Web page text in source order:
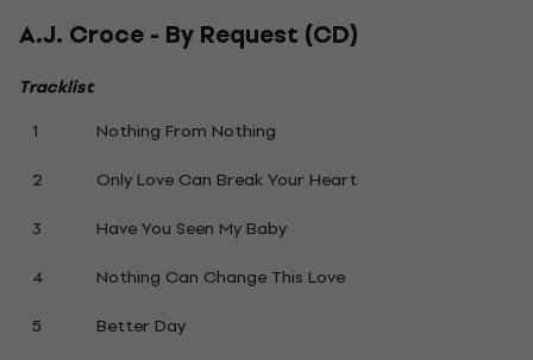
A.J. Croce - By Request (CD)
Tracklist
1
Nothing From Nothing
2
Only Love Can Break Your Heart
3
Have You Seen My Baby
4
Nothing Can Change This Love
5
Better Day